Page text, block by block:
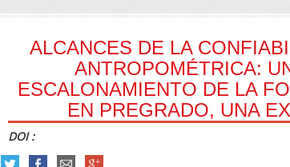
ALCANCES DE LA
ANTROPOMÉTRICA:
ESCALONAMIENTO DE LA
EN PREGRADO, UNA
DOI :